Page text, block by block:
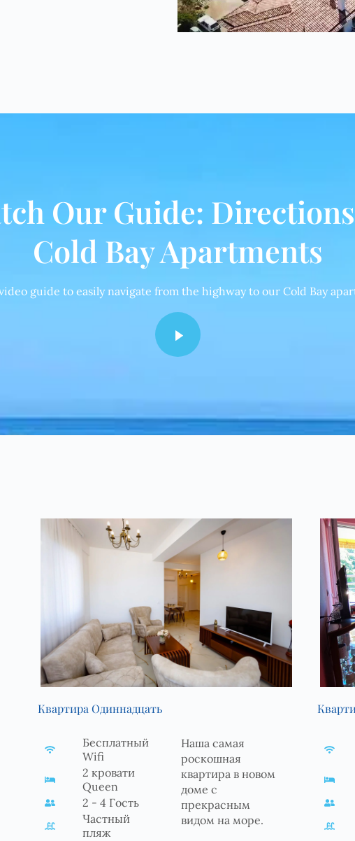
Our Guide:
Cold Bay Apartments
guide to easily navigate from the highway to our Cold Bay
Квартира Одиннадцать
Бесплатный
Wifi
2 кровати
Queen
2 - 4 Гость
Частный
пляж
Наша самая
роскошная
квартира в новом
доме с
прекрасным
видом на море.